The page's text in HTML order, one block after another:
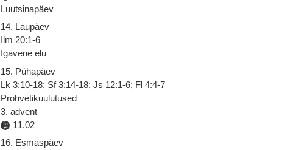
Luutsinapäev
14. Laupäev
Ilm 20:1-6
Igavene elu
15. Pühapäev
Lk 3:10-18; Sf 3:14-18; Js 12:1-6; Fl 4:4-7
Prohvetikuulutused
3. advent
11.02
16. Esmaspäev